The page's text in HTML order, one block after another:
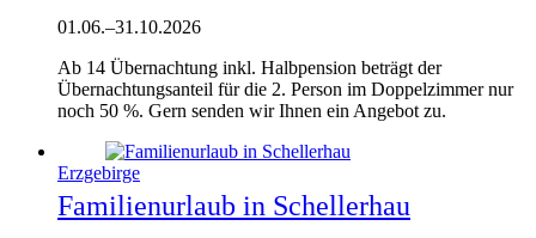
01.06.–31.10.2026
Ab 14 Übernachtung inkl. Halbpension beträgt der
Übernachtungsanteil für die 2. Person im Doppelzimmer nur
noch 50 %. Gern senden wir Ihnen ein Angebot zu.
Erzgebirge
Familienurlaub in Schellerhau